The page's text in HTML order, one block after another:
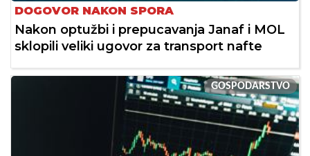
DOGOVOR NAKON SPORA
Nakon optužbi i prepucavanja Janaf i MOL
sklopili veliki ugovor za transport nafte
GOSPODARSTVO